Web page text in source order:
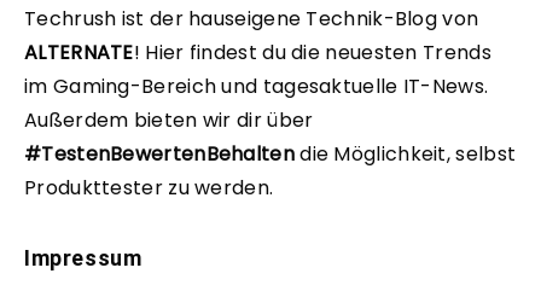
Techrush ist der hauseigene Technik-Blog von
ALTERNATE! Hier findest du die neuesten Trends
im Gaming-Bereich und tagesaktuelle IT-News.
Außerdem bieten wir dir über
#TestenBewertenBehaltendie Möglichkeit, selbst
Produkttester zu werden.
Impressum